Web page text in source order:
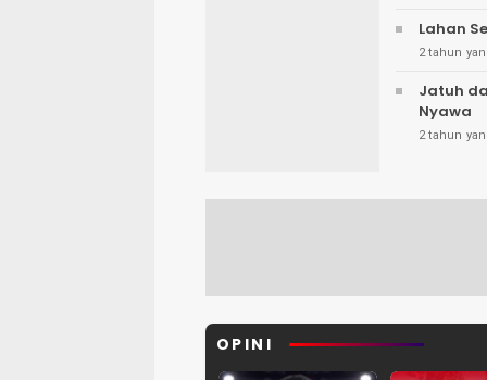
Lahan
2 tahun
Jatuh
Nyawa
2 tahun
OPINI